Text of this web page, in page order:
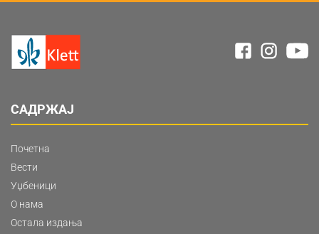
САДРЖАЈ
Почетна
Вести
Уџбеници
О нама
Остала издања